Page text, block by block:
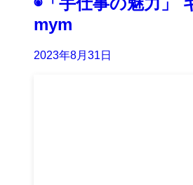
mym
2023年8月31日